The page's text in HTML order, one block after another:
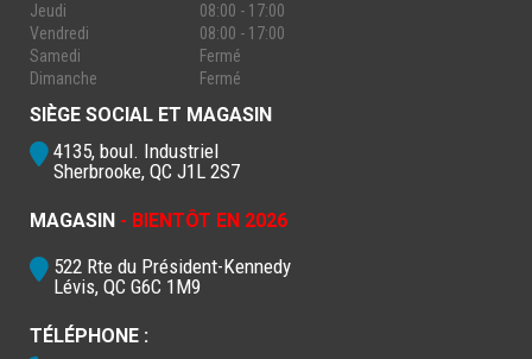
Jeudi
08:00 - 17:00
Vendredi
08:00 - 17:00
Samedi
Fermé
Dimanche
Fermé
SIÈGE SOCIAL ET MAGASIN
4135, boul. Industriel
Sherbrooke, QC J1L 2S7
MAGASIN - BIENTÔT EN 2026
522 Rte du Président-Kennedy
Lévis, QC G6C 1M9
TÉLÉPHONE :